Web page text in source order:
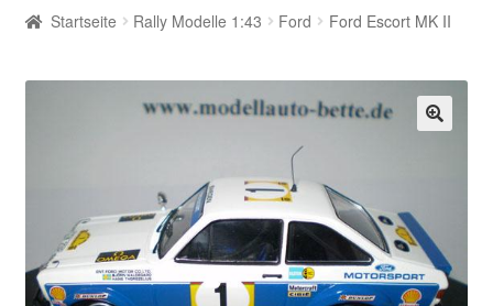
On Tour
Kontakt
Startseite Rally Modelle 1:43 Ford Ford Escort MK II